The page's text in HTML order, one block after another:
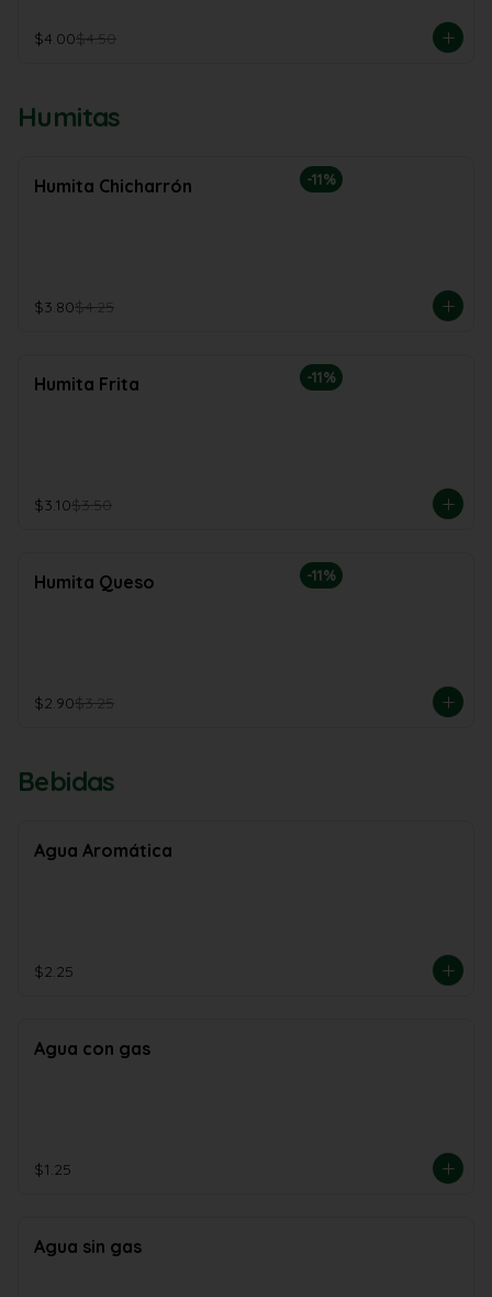
$4.00$4.50
Humitas
-11%
Humita Chicharrón
$3.80$4.25
-11%
Humita Frita
$3.10$3.50
-11%
Humita Queso
$2.90$3.25
Bebidas
Agua Aromática
$2.25
Agua con gas
$1.25
Agua sin gas